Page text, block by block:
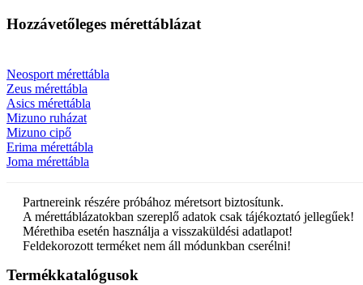
Hozzávetőleges mérettáblázat
Neosport mérettábla
Zeus mérettábla
Asics mérettábla
Mizuno ruházat
Mizuno cipő
Erima mérettábla
Joma mérettábla
Partnereink részére próbához méretsort biztosítunk.
A mérettáblázatokban szereplő adatok csak tájékoztató jellegűek!
Mérethiba esetén használja a visszaküldési adatlapot!
Feldekorozott terméket nem áll módunkban cserélni!
Termékkatalógusok